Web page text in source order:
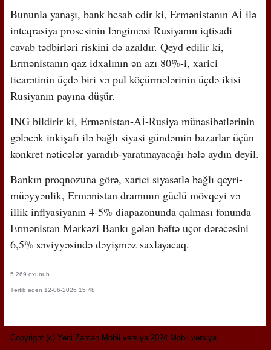
Bununla yanaşı, bank hesab edir ki, Ermənistanın Aİ ilə
inteqrasiya prosesinin ləngiməsi Rusiyanın iqtisadi
cavab tədbirləri riskini də azaldır. Qeyd edilir ki,
Ermənistanın qaz idxalının ən azı 80%-i, xarici
ticarətinin üçdə biri və pul köçürmələrinin üçdə ikisi
Rusiyanın payına düşür.
ING bildirir ki, Ermənistan-Aİ-Rusiya münasibətlərinin
gələcək inkişafı ilə bağlı siyasi gündəmin bazarlar üçün
konkret nəticələr yaradıb-yaratmayacağı hələ aydın deyil.
Bankın proqnozuna görə, xarici siyasətlə bağlı qeyri-
müəyyənlik, Ermənistan dramının güclü mövqeyi və
illik inflyasiyanın 4-5% diapazonunda qalması fonunda
Ermənistan Mərkəzi Bankı gələn həftə uçot dərəcəsini
6,5% səviyyəsində dəyişməz saxlayacaq.
5,269 oxunub
Tərtib edən 12-06-2026 15:48
Copyright (c) Yeni Zaman Mobil versiya 2024 Mobil versiya